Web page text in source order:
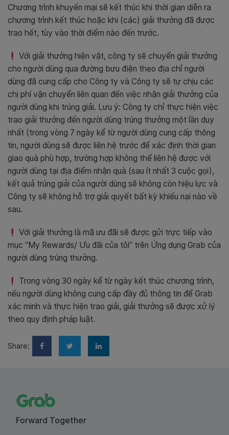
Chương trình khuyến mại sẽ kết thúc khi thời gian diễn ra
chương trình kết thúc hoặc khi (các) giải thưởng đã được
trao hết, tùy vào thời điểm nào đến trước.
Với giải thưởng hiện vật, công ty sẽ chuyển giải thưởng
cho người dùng qua đường bưu điện theo địa chỉ người
dùng đã cung cấp cho Công ty và Công ty sẽ tự chịu các
chi phí vận chuyển liên quan đến việc nhận giải thưởng của
người dùng khi trúng giải. Lưu ý: Công ty chỉ thực hiện việc
trao giải thưởng đến người dùng trúng thưởng một lần duy
nhất (trong vòng 7 ngày kể từ người dùng cung cấp thông
tin, người dùng sẽ được liên hệ trước để xác định thời gian
giao quà phù hợp, trường hợp không thể liên hệ được với
người dùng tại địa điểm nhận quà (sau ít nhất 3 cuộc gọi),
kết quả trúng giải của người dùng sẽ không còn hiệu lực và
Công ty sẽ không hỗ trợ giải quyết bất kỳ khiếu nại nào về
sau.
Với giải thưởng là mã ưu đãi sẽ được gửi trực tiếp vào
mục “My Rewards/ Ưu đãi của tôi” trên Ứng dụng Grab của
người dùng trúng thưởng.
Trong vòng 30 ngày kể từ ngày kết thúc chương trình,
nếu người dùng không cung cấp đầy đủ thông tin để Grab
xác minh và thực hiện trao giải, giải thưởng sẽ được xử lý
theo quy định pháp luật.
Share:
Forward Together